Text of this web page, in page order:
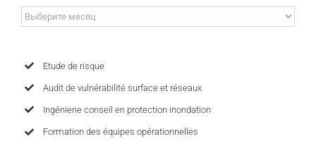
Archives
Etude de risque
Audit de vulnérabilité surface et réseaux
Ingénierie conseil en protection inondation
Formation des équipes opérationnelles